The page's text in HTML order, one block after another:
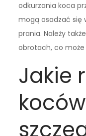
odkurzania koca
mogą osadzać się
prania. Należy
obrotach, co
Jakie